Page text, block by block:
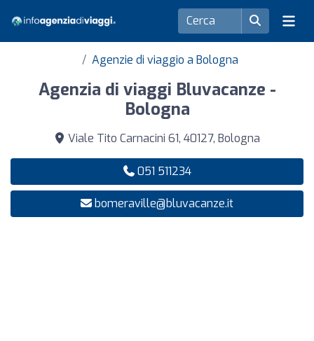
Agenzie di viaggio a Bologna
Agenzia di viaggi Bluvacanze -
Bologna
Viale Tito Carnacini 61, 40127, Bologna
051 511234
bomeraville@bluvacanze.it